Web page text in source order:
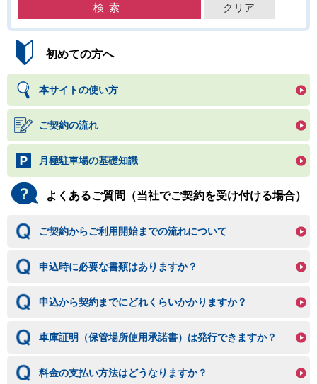
初めての方へ
本サイトの使い方
ご契約の流れ
月極駐車場の基礎知識
よくあるご質問（当社でご契約を受け付ける場合）
ご契約からご利用開始までの流れについて
申込時に必要な書類はありますか？
申込から契約までにどれくらいかかりますか？
車庫証明（保管場所使用承諾書）は発行できますか？
料金の支払い方法はどうなりますか？